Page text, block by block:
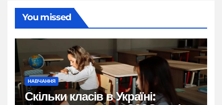
You missed
НАВЧАННЯ
Скільки класів в Україні: